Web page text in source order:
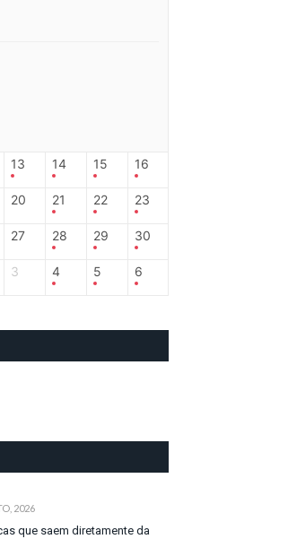
13 14 15 16
20 21 22 23
27 28 29 30
3 4 5 6
2026
que saem diretamente da